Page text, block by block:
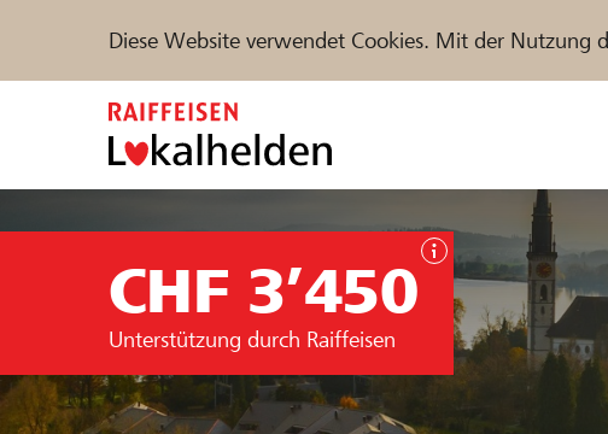
Diese Website verwendet Cookies. Mit der Nutzung
Hilfe & Support Partner /
Projekte und Organisationen finden
CHF 3’450
Unterstützung durch Raiffeisen